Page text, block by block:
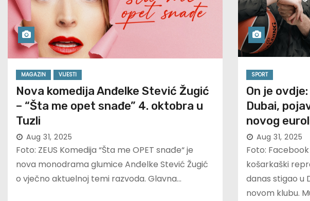
MAGAZIN VIJESTI
Nova komedija Anđelke Stević Žugić
– “Šta me opet snađe” 4. oktobra u
Tuzli
Aug 31, 2025
Foto: ZEUS Komedija “Šta me OPET snađe“ je
nova monodrama glumice Anđelke Stević Žugić
o vječno aktuelnoj temi razvoda. Glavna…
SPORT
On je
Dubai,
novog
Aug 31, 2025
Foto:
košarkaški
danas stigao u
novom klubu.